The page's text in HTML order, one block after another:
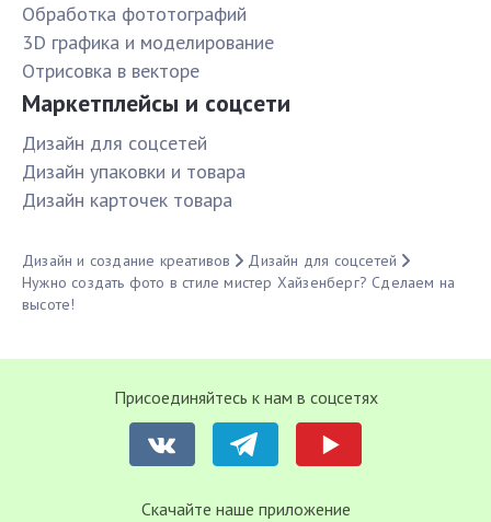
Обработка фототографий
3D графика и моделирование
Отрисовка в векторе
Маркетплейсы и соцсети
Дизайн для соцсетей
Дизайн упаковки и товара
Дизайн карточек товара
Дизайн и создание креативов
Дизайн для соцсетей
Нужно создать фото в стиле мистер Хайзенберг? Сделаем на
высоте!
Присоединяйтесь к нам в соцсетях
Cкачайте наше приложение